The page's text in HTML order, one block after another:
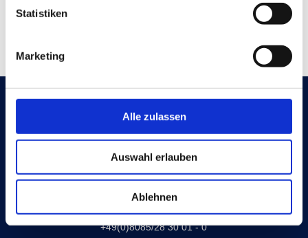
Statistiken
Marketing
Alle zulassen
Auswahl erlauben
Ablehnen
Vereinigte Türenwerke
Postanschrift:
Postfach 1161, 83523 Haag (Obb.)
Logistikanschrift:
Telefon
+49(0)8085/28 30 01 - 0